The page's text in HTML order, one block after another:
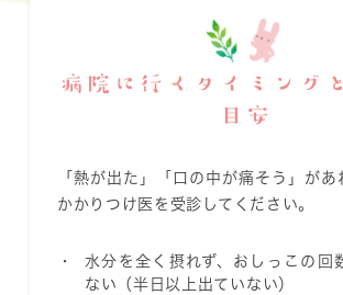
病院に行くタイミング
目安
「熱が出た」「口の中が痛そう」があ
かかりつけ医を受診してください。
水分を全く摂れず、おしっこの回
ない（半日以上出ていない）